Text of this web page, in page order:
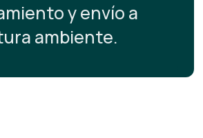
y envío a
ambiente.